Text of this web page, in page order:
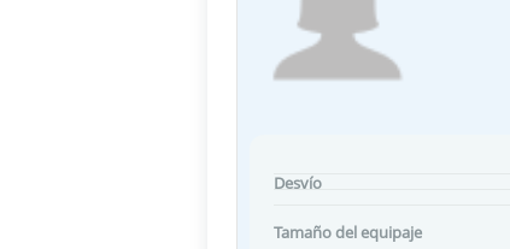
Desvío
Tamaño del equipaje